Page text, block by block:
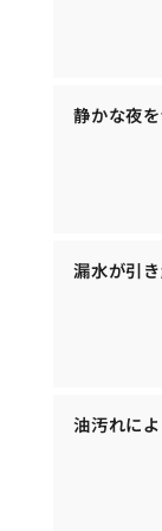
静かな夜
漏水が引
油汚れに